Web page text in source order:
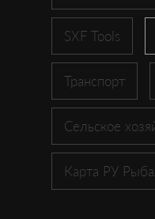
SXF Tools
Транспорт
Сельское
Карта РУ